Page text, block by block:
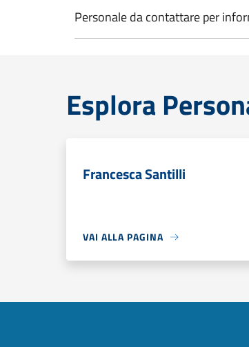
Personale da contattare per
Esplora
Francesca Santilli
VAI ALLA PAGINA